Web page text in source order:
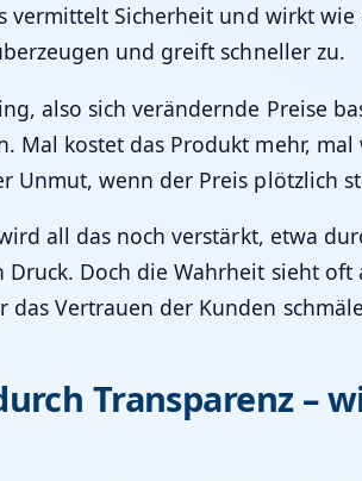
vermittelt Sicherheit und wirkt
und greift schneller zu.
also sich verändernde Preise
Mal kostet das Produkt mehr,
Unmut, wenn der Preis plötzlich
all das noch verstärkt, etwa
Druck. Doch die Wahrheit sieht
das Vertrauen der Kunden
Transparenz –